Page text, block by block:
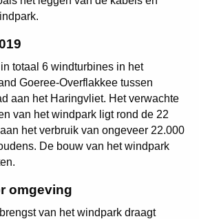
totaal 6 windturbines in het
Goeree-Overflakkee tussen
aan het Haringvliet. Het verwachte
van het windpark ligt rond de 22
het verbruik van ongeveer 22.000
De bouw van het windpark
omgeving
van het windpark draagt